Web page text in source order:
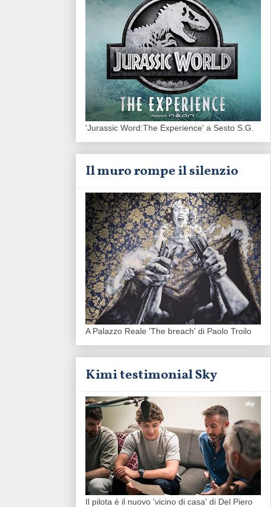
'Jurassic Word:The Experience' a Sesto S.G.
Il muro rompe il silenzio
A Palazzo Reale 'The breach' di Paolo Troilo
Kimi testimonial Sky
Il pilota è il nuovo 'vicino di casa' di Del Piero